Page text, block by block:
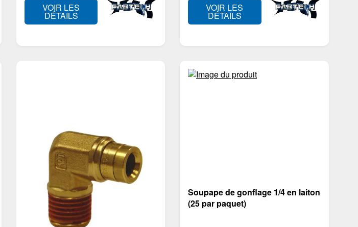
VOIR LES
DÉTAILS
VOIR LES
DÉTAILS
Soupape de gonflage 1/4 en laiton
(25 par paquet)